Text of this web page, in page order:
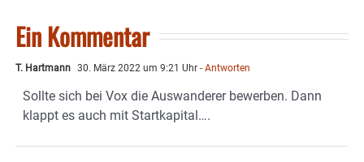
Ein Kommentar
T. Hartmann 30. März 2022 um 9:21 Uhr - Antworten
Sollte sich bei Vox die Auswanderer bewerben. Dann
klappt es auch mit Startkapital….